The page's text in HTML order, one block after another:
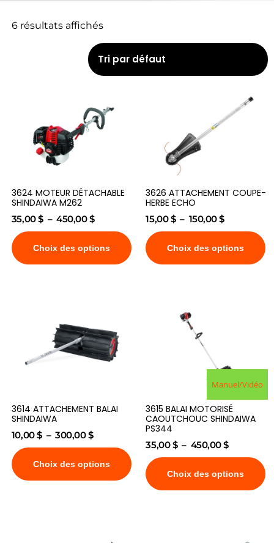
6 résultats affichés
3624 MOTEUR DÉTACHABLE
SHINDAIWA M262
35,00$ – 450,00$
Choix des options
3626 ATTACHEMENT COUPE-
HERBE ECHO
15,00$ – 150,00$
Choix des options
3614 ATTACHEMENT BALAI
SHINDAIWA
10,00$ – 300,00$
Choix des options
Manuel/Vidéo
3615 BALAI MOTORISÉ
CAOUTCHOUC SHINDAIWA
PS344
35,00$ – 450,00$
Choix des options